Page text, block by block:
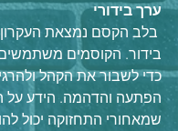
ערך בידורי
בלב הקסם נמצאת
בידור. הקוסמים משתמשים
כדי לשבור את הקהל
הפתעה והדהמה. הידע על
שמאחורי התחזוקה יכול